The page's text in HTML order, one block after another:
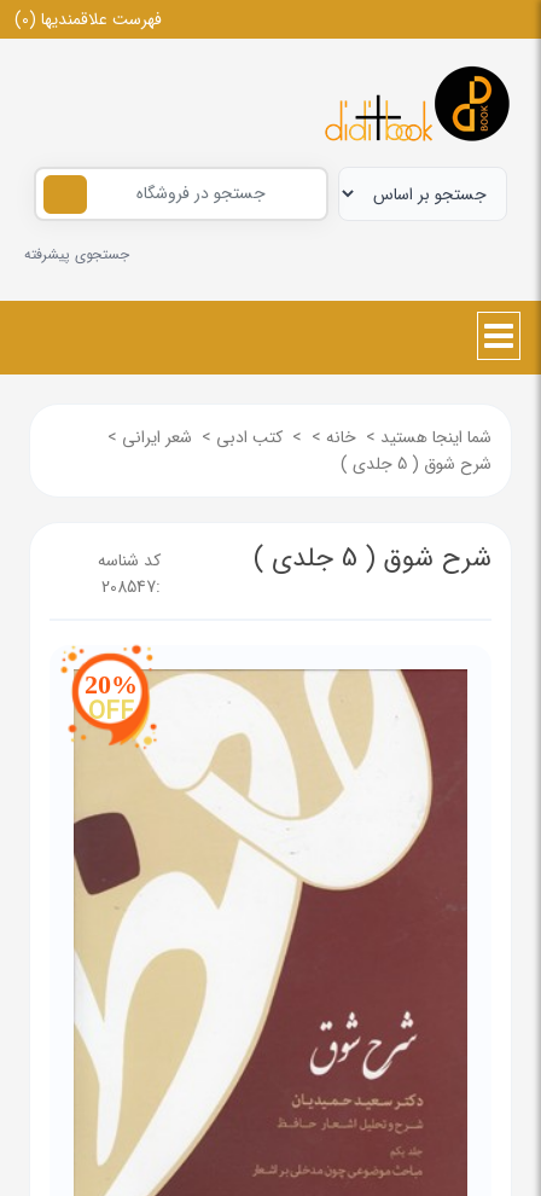
فهرست علاقمندیها (0)
جستجوی پیشرفته
شما اینجا هستید > خانه >
> کتب ادبی > شعر ایرانی >
شرح شوق ( 5 جلدی )
شرح شوق ( 5 جلدی )
کد شناسه
:
208547
20%
OFF